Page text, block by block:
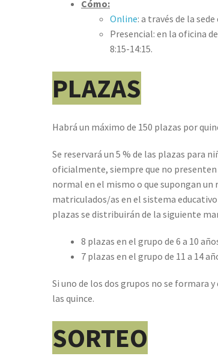
Cómo:​
Online: a través de la
Presencial: en la oficina
8:15-14:15.
PLAZAS
Habrá un máximo de 150 plazas por
Se reservará un 5 % de las plazas para
oficialmente, siempre que no
normal en el mismo o que supongan
matriculados/as en el sistema educativo
plazas se distribuirán de la siguiente
8 plazas en el grupo de 6 a 10
7 plazas en el grupo de 11 a 14
Si uno de los dos grupos no se formara
las quince.
SORTEO